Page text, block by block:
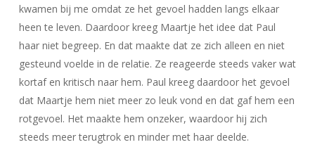
kwamen bij me omdat ze het gevoel hadden langs elkaar
heen te leven. Daardoor kreeg Maartje het idee dat Paul
haar niet begreep. En dat maakte dat ze zich alleen en niet
gesteund voelde in de relatie. Ze reageerde steeds vaker wat
kortaf en kritisch naar hem. Paul kreeg daardoor het gevoel
dat Maartje hem niet meer zo leuk vond en dat gaf hem een
rotgevoel. Het maakte hem onzeker, waardoor hij zich
steeds meer terugtrok en minder met haar deelde.